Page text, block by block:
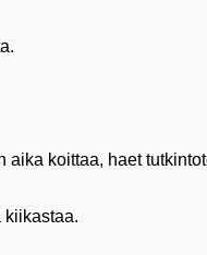
koittaa, haet
kiikastaa.